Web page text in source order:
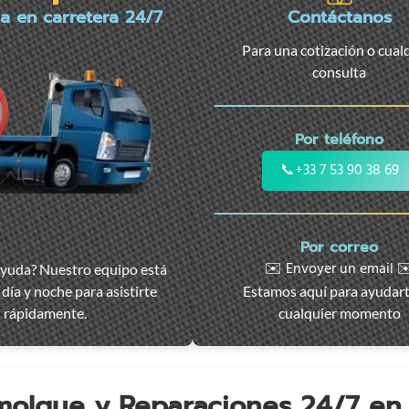
en carretera 24/7
Nuestro equipo está
y noche para asistirte
rápidamente.
Contáctanos
Para una cotización o
consulta
Por teléfono
📞+33 7 53 90 38 69
Por correo
✉️ Envoyer un email
Estamos aquí para
cualquier momento